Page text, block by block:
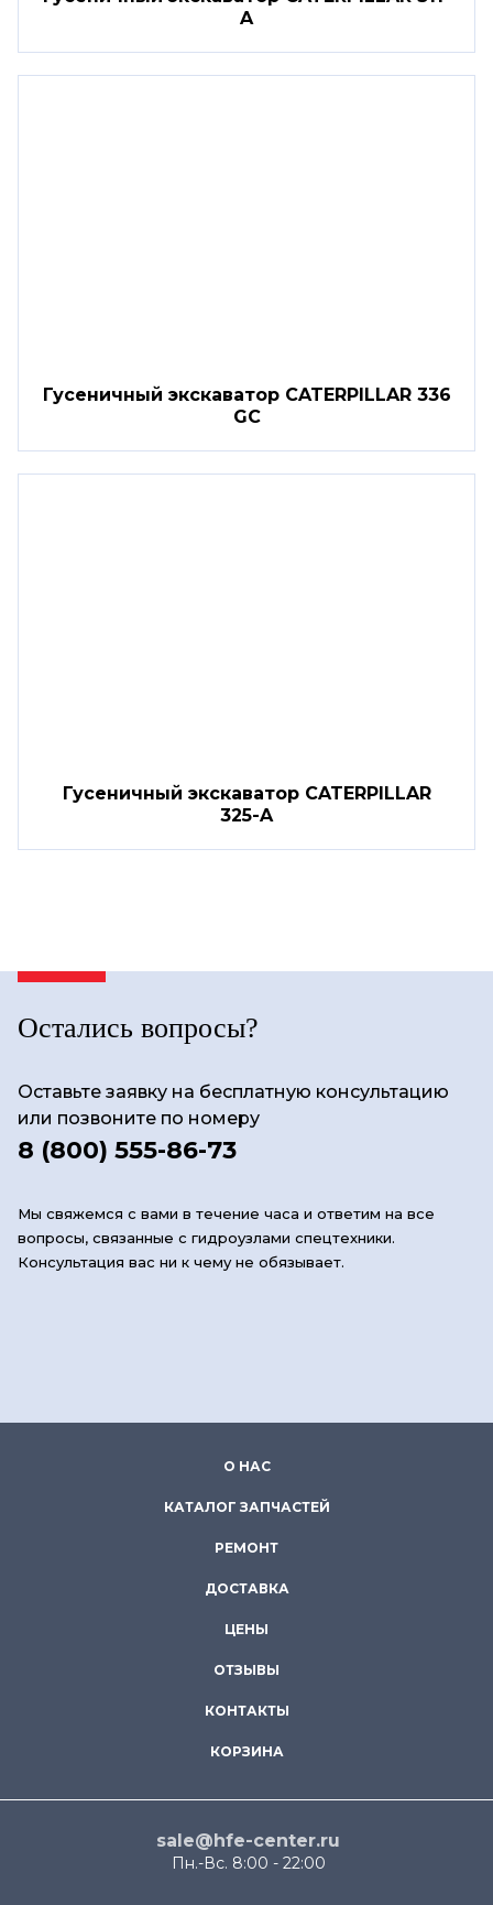
A
Гусеничный экскаватор CATERPILLAR 336
GC
Гусеничный экскаватор CATERPILLAR
325-A
Остались вопросы?
Оставьте заявку на бесплатную консультацию
или позвоните по номеру
8 (800) 555-86-73
Мы свяжемся с вами в течение часа и ответим на все
вопросы, связанные с гидроузлами спецтехники.
Консультация вас ни к чему не обязывает.
О НАС
КАТАЛОГ ЗАПЧАСТЕЙ
РЕМОНТ
ДОСТАВКА
ЦЕНЫ
ОТЗЫВЫ
КОНТАКТЫ
КОРЗИНА
sale@hfe-center.ru
Пн.-Вс. 8:00 - 22:00